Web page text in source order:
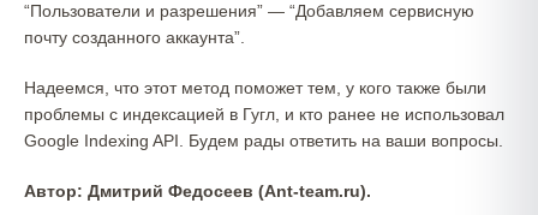
“Пользователи и разрешения” — “Добавляем сервисную
почту созданного аккаунта”.
Надеемся, что этот метод поможет тем, у кого также были
проблемы с индексацией в Гугл, и кто ранее не использовал
Google Indexing API. Будем рады ответить на ваши вопросы.
Автор: Дмитрий Федосеев (Ant-team.ru).